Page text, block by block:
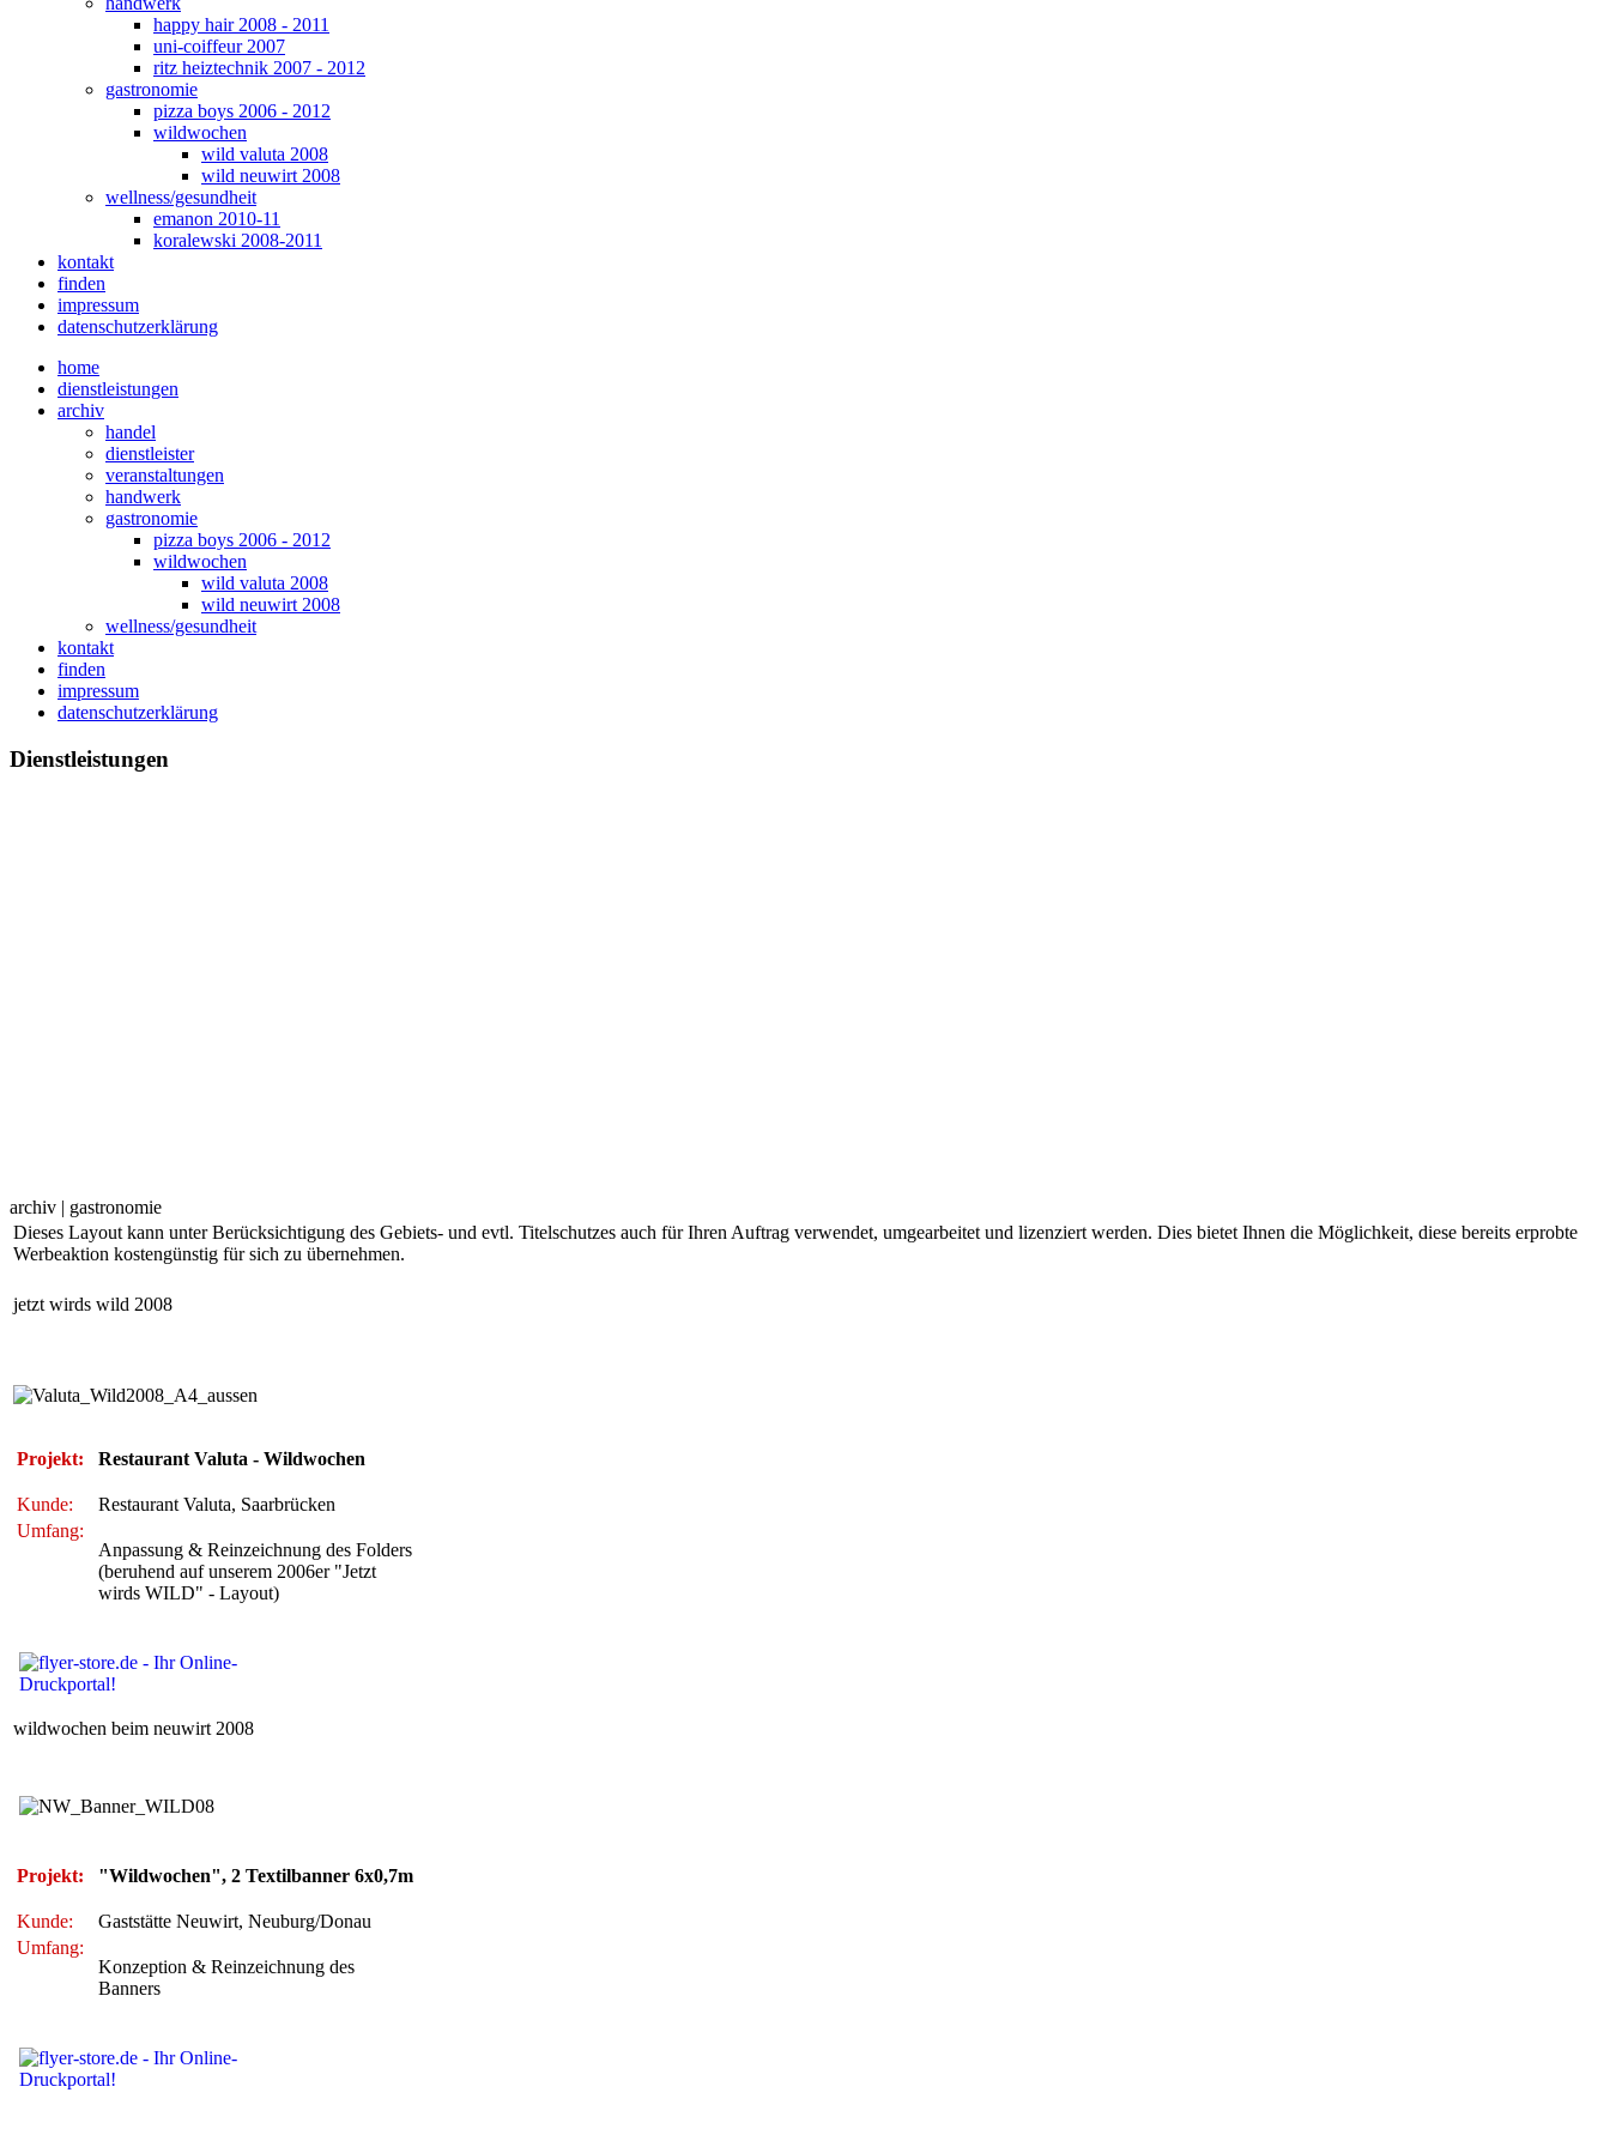
happy hair 2008 - 2011
uni-coiffeur 2007
ritz heiztechnik 2007 - 2012
gastronomie
pizza boys 2006 - 2012
wildwochen
wild valuta 2008
wild neuwirt 2008
wellness/gesundheit
emanon 2010-11
koralewski 2008-2011
kontakt
finden
impressum
datenschutzerklärung
home
dienstleistungen
archiv
handel
dienstleister
veranstaltungen
handwerk
gastronomie
pizza boys 2006 - 2012
wildwochen
wild valuta 2008
wild neuwirt 2008
wellness/gesundheit
kontakt
finden
impressum
datenschutzerklärung
Dienstleistungen
archiv | gastronomie
Dieses Layout kann unter Berücksichtigung des Gebiets- und evtl. Titelschutzes auch für Ihren Auftrag verwendet, umgearbeitet und lizenziert werden. Dies bietet Ihnen die Möglichkeit, diese bereits erprobte
Werbeaktion kostengünstig für sich zu übernehmen.
jetzt wirds wild 2008
Projekt: Restaurant Valuta - Wildwochen
Kunde:
Restaurant Valuta, Saarbrücken
Umfang:
Anpassung & Reinzeichnung des Folders
(beruhend auf unserem 2006er "Jetzt
wirds WILD" - Layout)
wildwochen beim neuwirt 2008
Projekt: "Wildwochen", 2 Textilbanner 6x0,7m
Kunde:
Gaststätte Neuwirt, Neuburg/Donau
Umfang:
Konzeption & Reinzeichnung des
Banners